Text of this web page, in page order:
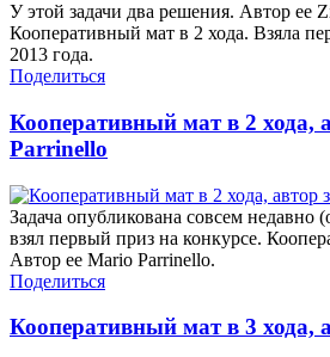
У этой задачи два решения. Автор ее
Кооперативный мат в 2 хода. Взяла
2013 года.
Поделиться
Кооперативный мат в 2 хода,
Parrinello
Задача опубликована совсем недавно
взял первый приз на конкурсе.
Автор ее Mario Parrinello.
Поделиться
Кооперативный мат в 3 хода,